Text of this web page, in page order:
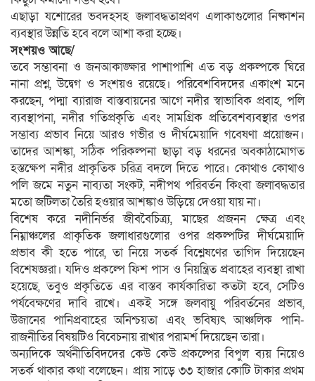
এছাড়া যশোরের ভবদহসহ জলাবদ্ধতাপ্রবণ এলাকাগুলোর নিষ্কাশন
ব্যবস্থার উন্নতি হবে বলে আশা করা হচ্ছে।
সংশয়ও আছে/
তবে সম্ভাবনা ও জনআকাঙ্ক্ষার পাশাপাশি এত বড় প্রকল্পকে ঘিরে
নানা প্রশ্ন, উদ্বেগ ও সংশয়ও রয়েছে। পরিবেশবিদদের একাংশ মনে
করছেন, পদ্মা ব্যারাজ বাস্তবায়নের আগে নদীর স্বাভাবিক প্রবাহ, পলি
ব্যবস্থাপনা, নদীর গতিপ্রকৃতি এবং সামগ্রিক প্রতিবেশব্যবস্থার ওপর
সম্ভাব্য প্রভাব নিয়ে আরও গভীর ও দীর্ঘমেয়াদি গবেষণা প্রয়োজন।
তাদের আশঙ্কা, সঠিক পরিকল্পনা ছাড়া বড় ধরনের অবকাঠামোগত
হস্তক্ষেপ নদীর প্রাকৃতিক চরিত্র বদলে দিতে পারে। কোথাও কোথাও
পলি জমে নতুন নাব্যতা সংকট, নদীপথ পরিবর্তন কিংবা জলাবদ্ধতার
মতো জটিলতা তৈরি হওয়ার আশঙ্কাও উড়িয়ে দেওয়া যায় না।
বিশেষ করে নদীনির্ভর জীববৈচিত্র্য, মাছের প্রজনন ক্ষেত্র এবং
নিম্নাঞ্চলের প্রাকৃতিক জলাধারগুলোর ওপর প্রকল্পটির দীর্ঘমেয়াদি
প্রভাব কী হতে পারে, তা নিয়ে সতর্ক বিশ্লেষণের তাগিদ দিয়েছেন
বিশেষজ্ঞরা। যদিও প্রকল্পে ফিশ পাস ও নিয়ন্ত্রিত প্রবাহের ব্যবস্থা রাখা
হয়েছে, তবুও প্রকৃতিতে এর বাস্তব কার্যকারিতা কতটা হবে, সেটিও
পর্যবেক্ষণের দাবি রাখে। একই সঙ্গে জলবায়ু পরিবর্তনের প্রভাব,
উজানের পানিপ্রবাহের অনিশ্চয়তা এবং ভবিষ্যৎ আঞ্চলিক পানি-
রাজনীতির বিষয়টিও বিবেচনায় রাখার পরামর্শ দিয়েছেন তারা।
অন্যদিকে অর্থনীতিবিদদের কেউ কেউ প্রকল্পের বিপুল ব্যয় নিয়েও
সতর্ক থাকার কথা বলেছেন। প্রায় সাড়ে ৩৩ হাজার কোটি টাকার প্রথম